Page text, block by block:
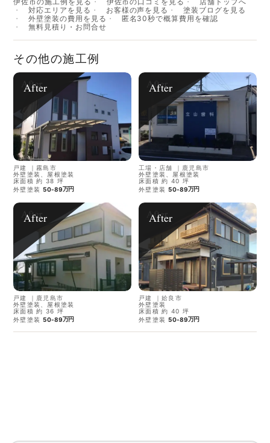
対応エリアを見る
お客様の声を見る
塗装ブログを見る
外壁塗装の費用を見る
匿名30秒で概算費用を確認
無料見積り・お問合せ
その他の施工例
After
戸建 ｜霧島市
外壁塗装、屋根塗装
床面積 約 38 坪
外壁塗装 50-89万円
After
工場・店舗 ｜ 鹿児島市
外壁塗装、屋根塗装
床面積 約 40 坪
外壁塗装 50-89万円
After
戸建 ｜ 鹿児島市
外壁塗装、屋根塗装
床面積 約 36 坪
外壁塗装 50-89万円
After
戸建 ｜姶良市
外壁塗装
床面積 約 40 坪
外壁塗装 50-89万円